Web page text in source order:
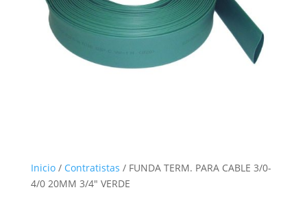
Inicio/ Contratistas / FUNDA TERM. PARA CABLE 3/0-
4/0 20MM 3/4″ VERDE